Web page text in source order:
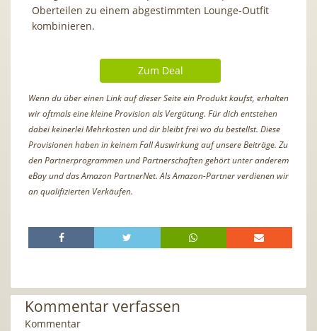
Oberteilen zu einem abgestimmten Lounge-Outfit
kombinieren.
Zum Deal
Wenn du über einen Link auf dieser Seite ein Produkt kaufst, erhalten
wir oftmals eine kleine Provision als Vergütung. Für dich entstehen
dabei keinerlei Mehrkosten und dir bleibt frei wo du bestellst. Diese
Provisionen haben in keinem Fall Auswirkung auf unsere Beiträge. Zu
den Partnerprogrammen und Partnerschaften gehört unter anderem
eBay und das Amazon PartnerNet. Als Amazon-Partner verdienen wir
an qualifizierten Verkäufen.
Kommentar verfassen
Kommentar